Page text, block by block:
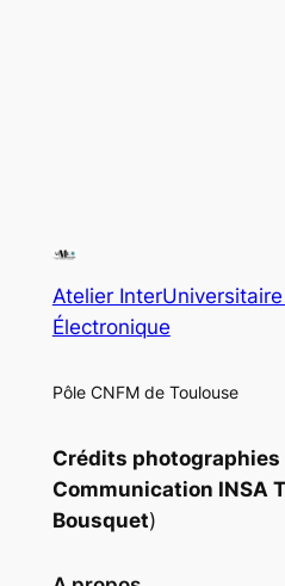
Atelier
Électronique
Pôle CNFM de Toulouse
Crédits photographies
Communication INSA
Bousquet)